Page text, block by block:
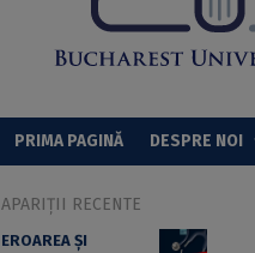
PRIMA PAGINĂ DESPRE NOI
APARIȚII RECENTE
EROAREA ȘI